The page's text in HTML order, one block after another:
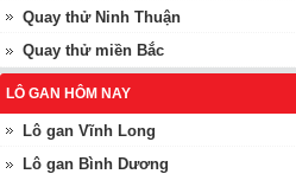
Quay thử Ninh Thuận
Quay thử miền Bắc
LÔ GAN HÔM NAY
Lô gan Vĩnh Long
Lô gan Bình Dương